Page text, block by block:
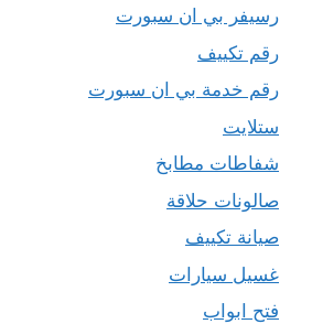
رسيفر بي ان سبورت
رقم تكييف
رقم خدمة بي ان سبورت
ستلايت
شفاطات مطابخ
صالونات حلاقة
صيانة تكييف
غسيل سيارات
فتح ابواب